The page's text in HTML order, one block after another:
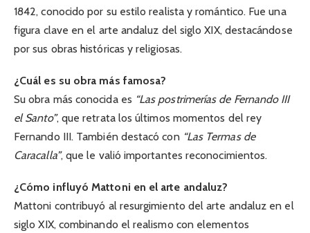
1842, conocido por su estilo realista y romántico. Fue una
figura clave en el arte andaluz del siglo XIX, destacándose
por sus obras históricas y religiosas.
¿Cuál es su obra más famosa?
Su obra más conocida es “Las postrimerías de Fernando III
el Santo”, que retrata los últimos momentos del rey
Fernando III. También destacó con “Las Termas de
Caracalla”, que le valió importantes reconocimientos.
¿Cómo influyó Mattoni en el arte andaluz?
Mattoni contribuyó al resurgimiento del arte andaluz en el
siglo XIX, combinando el realismo con elementos